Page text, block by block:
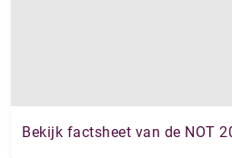
Bekijk factsheet van de NOT